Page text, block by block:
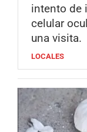
intento de
celular
una visita.
LOCALES